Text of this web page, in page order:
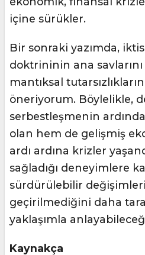
içine sürükler.
Bir sonraki yazımda,
doktrininin ana savlarını
mantıksal
öneriyorum. Böylelikle,
serbestleşmenin
olan hem de gelişmiş
ardı ardına krizler
sağladığı deneyimlere
sürdürülebilir
geçirilmediğini daha
yaklaşımla
Kaynakça